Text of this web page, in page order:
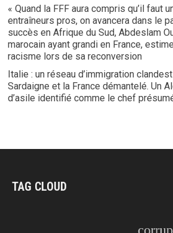
« Quand la FFF aura compris qu’il faut
entraîneurs pros, on avancera dans le
succès en Afrique du Sud, Abdeslam
marocain ayant grandi en France,
racisme lors de sa reconversion
Italie : un réseau d’immigration
Sardaigne et la France démantelé. Un
d’asile identifié comme le chef
TAG CLOUD